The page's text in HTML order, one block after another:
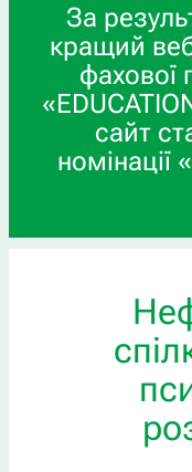
За
кращий
фахової
сайт
номінації